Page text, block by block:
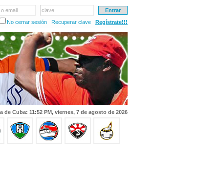
email
clave
No cerrar sesión
Recuperar clave Regístrate!!!
de Cuba: 11:52 PM, viernes, 7 de agosto de 2026